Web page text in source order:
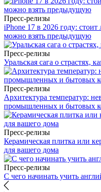
Пресс-релизы
iPhone 17 в 2026 году:
можно взять предыдущую
Пресс-релизы
Уральская сага о страстях,
Пресс-релизы
Архитектура температур:
промышленных и бытовых
Пресс-релизы
Керамическая плитка или
для вашего дома
Пресс-релизы
С чего начинать учить